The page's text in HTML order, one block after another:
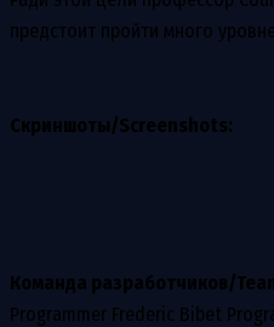
предстоит пройти много
Скриншоты/Screenshots:
Команда разработчиков/
Programmer Frederic Bibet